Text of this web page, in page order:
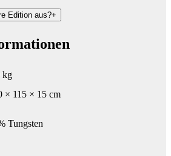
Edition aus?+
kg
× 115 × 15 cm
Tungsten